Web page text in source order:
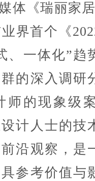
体《瑞丽家
界首个《
、一体化”趋
的深入调研
师的现象级
计人士的技
沿观察，是
参考价值与